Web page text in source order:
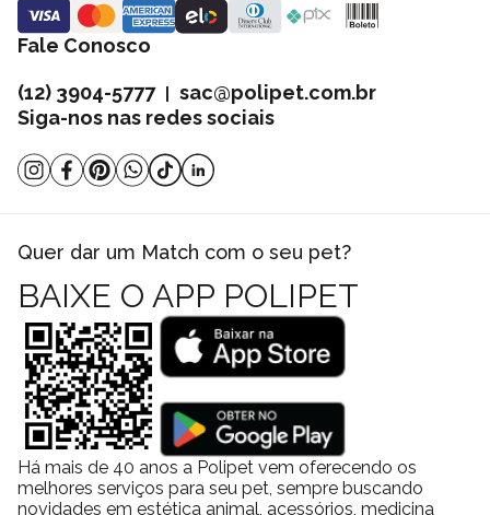
Fale Conosco
(12) 3904-5777| sac@polipet.com.br
Siga-nos nas redes sociais
Quer dar um Match com o seu pet?
BAIXE O APP POLIPET
Há mais de 40 anos a Polipet vem oferecendo os
melhores serviços para seu pet, sempre buscando
novidades em estética animal, acessórios, medicina